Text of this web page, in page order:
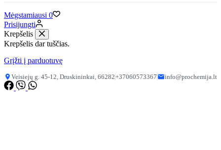
Mėgstamiausi 0
Prisijungti
Krepšelis
Krepšelis dar tuščias.
Grįžti į parduotuvę
Veisiejų g. 45-12, Druskininkai, 66282+37060573367 info@prochemija.lt